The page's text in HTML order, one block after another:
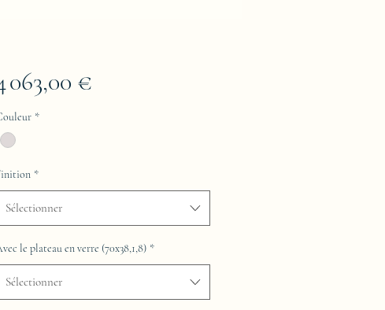
063,00 €Prix
*
*
Sélectionner
le plateau en verre (70x38,1,8) *
Sélectionner